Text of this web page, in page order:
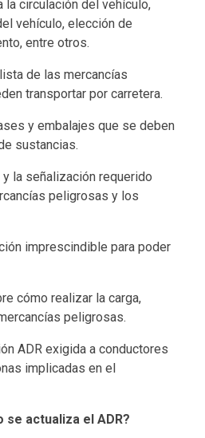
la circulación del vehículo,
vehículo, elección de
entre otros.
de las mercancías
transportar por carretera.
y embalajes que se deben
sustancias.
la señalización requerido
peligrosas y los
imprescindible para poder
cómo realizar la carga,
peligrosas.
ADR exigida a conductores
implicadas en el
se actualiza el ADR?